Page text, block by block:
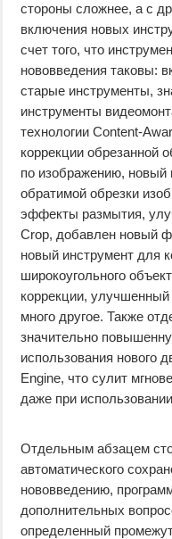
стороны сложнее, а с
включения новых
счет того, что
нововведения таковы:
старые инструменты,
инструменты
технологии Content-
коррекции обрезанной
по изображению, новый
обратимой обрезки
эффекты размытия,
Crop, добавлен новый
новый инструмент для
широкоугольного
коррекции, улучшенный
много другое. Также
значительно
использования нового
Engine, что сулит
даже при
Отдельным абзацем
автоматического
нововведению,
дополнительных
определенный